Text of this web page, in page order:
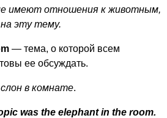
имеют отношения к животным,
эту тему.
— тема, о которой всем
ее обсуждать.
слон в комнате.
was the elephant in the room.